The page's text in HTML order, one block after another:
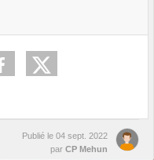
Publié le 04 sept. 2022
par CP Mehun